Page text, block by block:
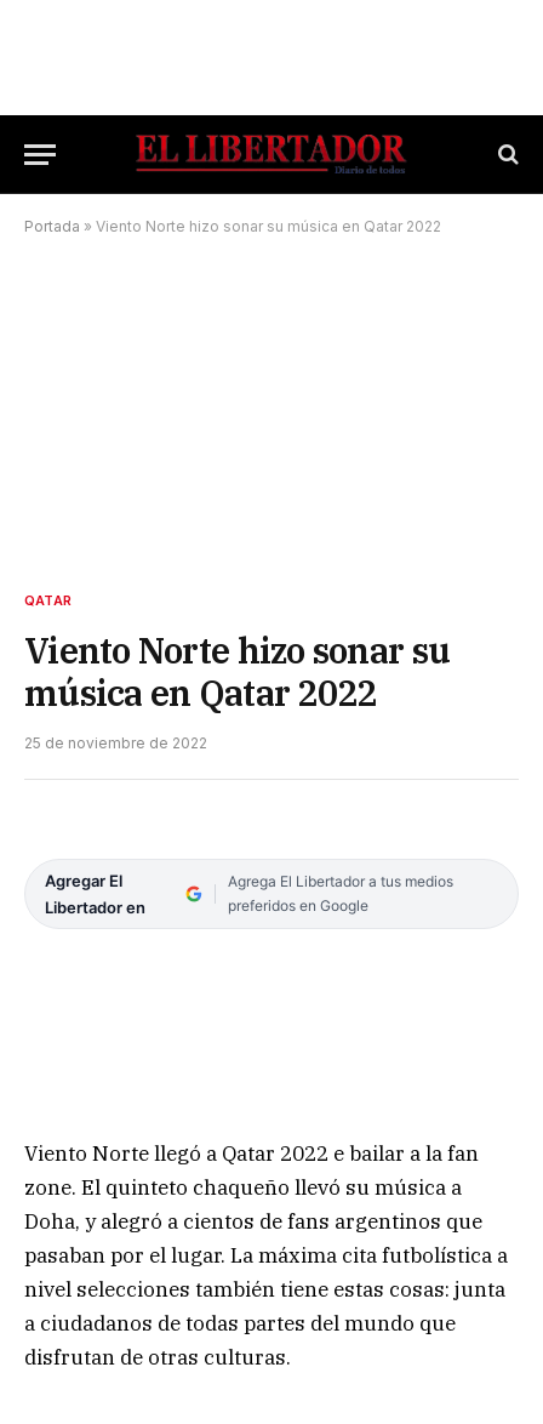
Portada » Viento Norte hizo sonar su música en Qatar 2022
QATAR
Viento Norte hizo sonar su
música en Qatar 2022
25 de noviembre de 2022
Agregar El
Libertador en
Agrega El Libertador a tus medios
preferidos en Google
Viento Norte llegó a Qatar 2022 e bailar a la fan
zone. El quinteto chaqueño llevó su música a
Doha, y alegró a cientos de fans argentinos que
pasaban por el lugar. La máxima cita futbolística a
nivel selecciones también tiene estas cosas: junta
a ciudadanos de todas partes del mundo que
disfrutan de otras culturas.